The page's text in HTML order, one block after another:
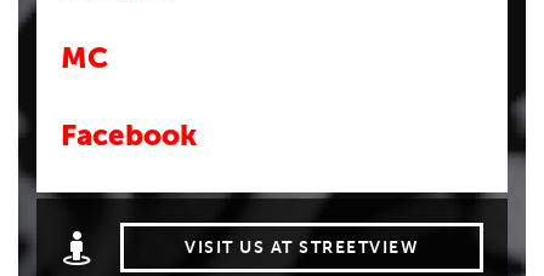
MC
Facebook
VISIT US AT STREETVIEW